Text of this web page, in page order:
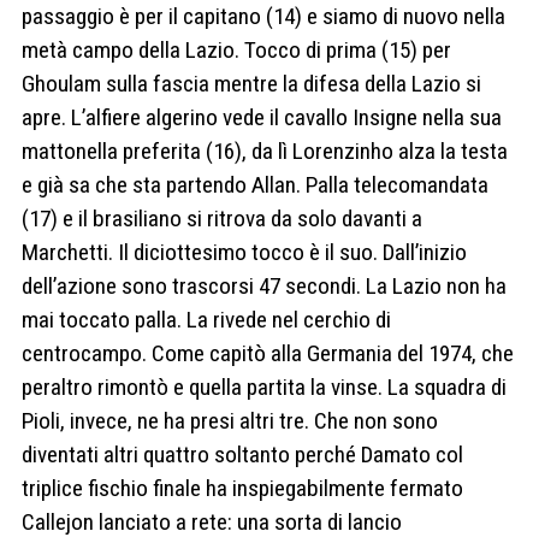
passaggio è per il capitano (14) e siamo di nuovo nella
metà campo della Lazio. Tocco di prima (15) per
Ghoulam sulla fascia mentre la difesa della Lazio si
apre. L’alfiere algerino vede il cavallo Insigne nella sua
mattonella preferita (16), da lì Lorenzinho alza la testa
e già sa che sta partendo Allan. Palla telecomandata
(17) e il brasiliano si ritrova da solo davanti a
Marchetti. Il diciottesimo tocco è il suo. Dall’inizio
dell’azione sono trascorsi 47 secondi. La Lazio non ha
mai toccato palla. La rivede nel cerchio di
centrocampo. Come capitò alla Germania del 1974, che
peraltro rimontò e quella partita la vinse. La squadra di
Pioli, invece, ne ha presi altri tre. Che non sono
diventati altri quattro soltanto perché Damato col
triplice fischio finale ha inspiegabilmente fermato
Callejon lanciato a rete: una sorta di lancio